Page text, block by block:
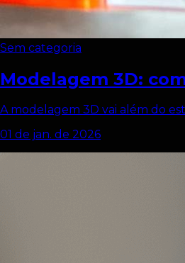
Sem categoria
Modelagem 3D:
A modelagem 3D vai além do
01 de jan. de 2026